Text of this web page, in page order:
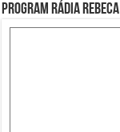
Program Rádia Rebeca